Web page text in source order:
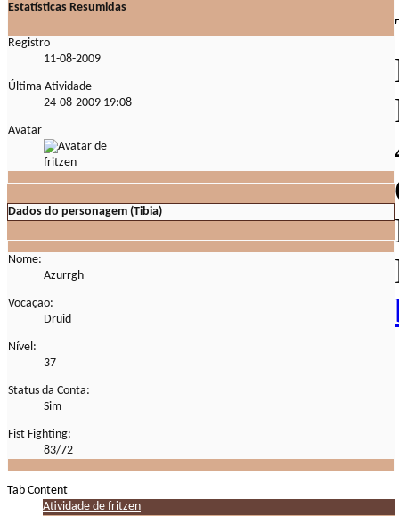
Estatísticas Resumidas
Registro
11-08-2009
Última Atividade
24-08-2009 19:08
Avatar
Dados do personagem (Tibia)
Nome:
Azurrgh
Vocação:
Druid
Nível:
37
Status da Conta:
Sim
Fist Fighting:
83/72
Tab Content
Atividade de fritzen